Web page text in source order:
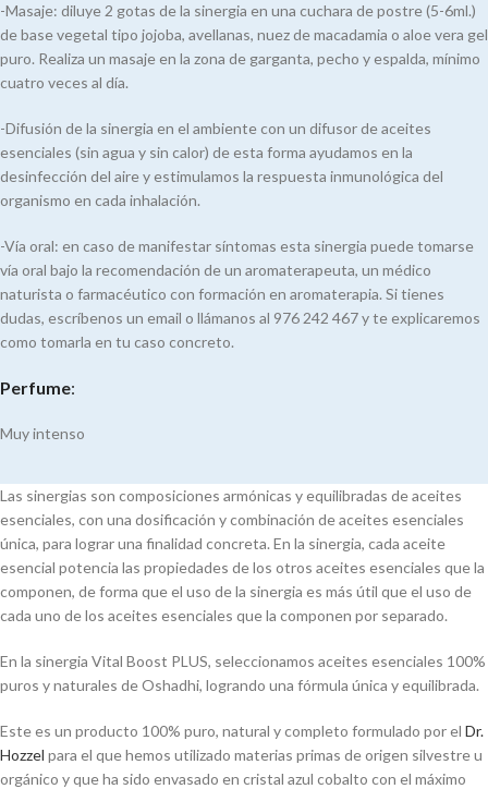
-Masaje: diluye 2 gotas de la sinergia en una cuchara de postre (5-6ml.)
de base vegetal tipo jojoba, avellanas, nuez de macadamia o aloe vera gel
puro. Realiza un masaje en la zona de garganta, pecho y espalda, mínimo
cuatro veces al día.
-Difusión de la sinergia en el ambiente con un difusor de aceites
esenciales (sin agua y sin calor) de esta forma ayudamos en la
desinfección del aire y estimulamos la respuesta inmunológica del
organismo en cada inhalación.
-Vía oral: en caso de manifestar síntomas esta sinergia puede tomarse
vía oral bajo la recomendación de un aromaterapeuta, un médico
naturista o farmacéutico con formación en aromaterapia. Si tienes
dudas, escríbenos un email o llámanos al 976 242 467 y te explicaremos
como tomarla en tu caso concreto.
Perfume:
Muy intenso
Las sinergias son composiciones armónicas y equilibradas de aceites
esenciales, con una dosificación y combinación de aceites esenciales
única, para lograr una finalidad concreta. En la sinergia, cada aceite
esencial potencia las propiedades de los otros aceites esenciales que la
componen, de forma que el uso de la sinergia es más útil que el uso de
cada uno de los aceites esenciales que la componen por separado.
En la sinergia Vital Boost PLUS, seleccionamos aceites esenciales 100%
puros y naturales de Oshadhi, logrando una fórmula única y equilibrada.
Este es un producto 100% puro, natural y completo formulado por el Dr.
Hozzel para el que hemos utilizado materias primas de origen silvestre u
orgánico y que ha sido envasado en cristal azul cobalto con el máximo